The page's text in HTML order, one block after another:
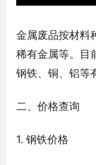
金属废品按材料
稀有金属等。目
钢铁、铜、铝等
二、价格查询
1. 钢铁价格